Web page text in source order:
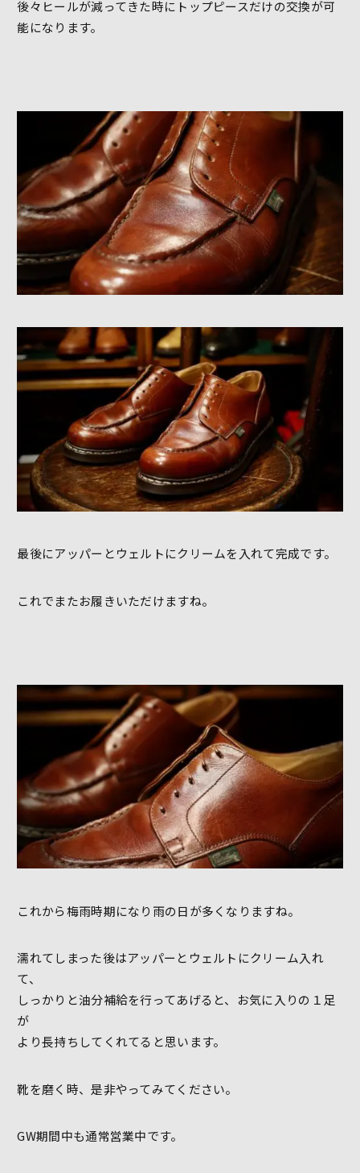
後々ヒールが減ってきた時にトップピースだけの交換が可
能になります。
最後にアッパーとウェルトにクリームを入れて完成です。
これでまたお履きいただけますね。
これから梅雨時期になり雨の日が多くなりますね。
濡れてしまった後はアッパーとウェルトにクリーム入れ
て、
しっかりと油分補給を行ってあげると、お気に入りの１足
が
より長持ちしてくれてると思います。
靴を磨く時、是非やってみてください。
GW期間中も通常営業中です。